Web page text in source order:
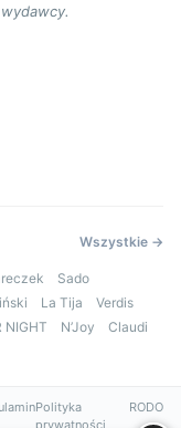
Wszystkie →
Sado
La Tija
Verdis
NIGHT N’Joy
Claudi
Polityka
prywatności
RODO